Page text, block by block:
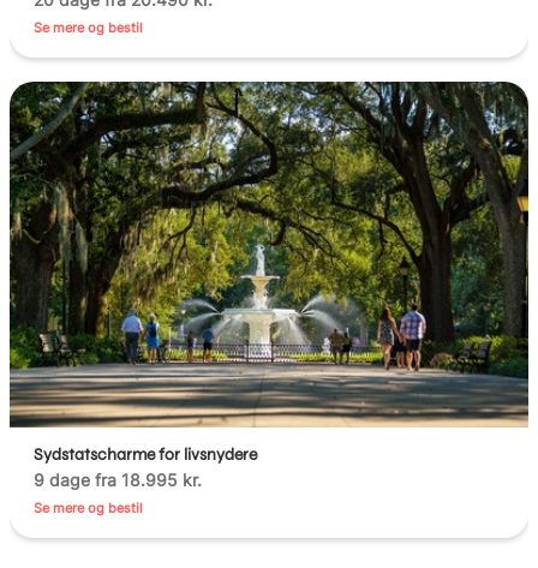
Se mere og bestil
Sydstatscharme for livsnydere
9 dage fra 18.995 kr.
Se mere og bestil